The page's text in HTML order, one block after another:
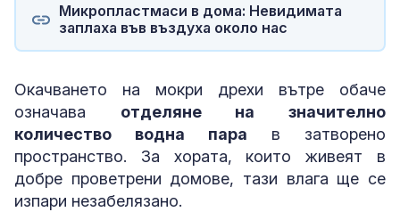
Микропластмаси в дома: Невидимата
заплаха във въздуха около нас
Окачването на мокри дрехи вътре обаче
означава отделяне на значително
количество водна пара в затворено
пространство. За хората, които живеят в
добре проветрени домове, тази влага ще се
изпари незабелязано.